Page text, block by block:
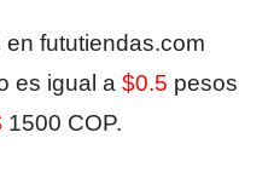
fututiendas.com
es igual a $0.5 pesos
1500 COP.